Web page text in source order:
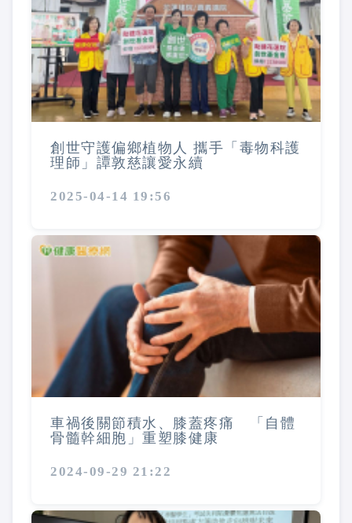
創世守護偏鄉植物人 攜手「毒物科護
理師」譚敦慈讓愛永續
2025-04-14 19:56
車禍後關節積水、膝蓋疼痛 「自體
骨髓幹細胞」重塑膝健康
2024-09-29 21:22